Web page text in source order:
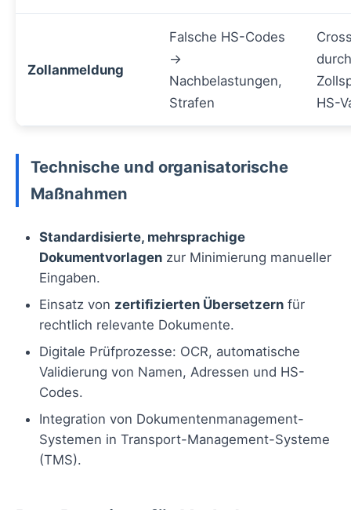
Zollanmeldung
Falsche HS-Codes
→
Nachbelastungen,
Strafen
durch
HS-
Technische und organisatorische
Maßnahmen
Standardisierte, mehrsprachige
Dokumentvorlagen zur Minimierung manueller
Eingaben.
Einsatz von zertifizierten Übersetzern für
rechtlich relevante Dokumente.
Digitale Prüfprozesse: OCR, automatische
Validierung von Namen, Adressen und HS-
Codes.
Integration von Dokumentenmanagement-
Systemen in Transport-Management-Systeme
(TMS).